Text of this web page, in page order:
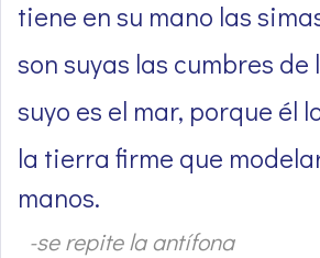
tiene en su mano las
son suyas las cumbres de
suyo es el mar, porque él
la tierra firme que
manos.
-se repite la antífona